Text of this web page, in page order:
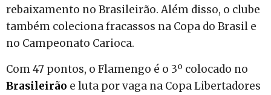
rebaixamento no Brasileirão. Além disso, o clube
também coleciona fracassos na Copa do Brasil e
no Campeonato Carioca.
Com 47 pontos, o Flamengo é o 3º colocado no
Brasileirão e luta por vaga na Copa Libertadores